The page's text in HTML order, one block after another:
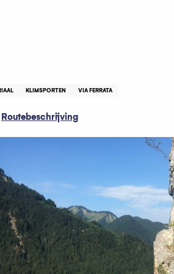
KLIMSPORTEN VIA FERRATA
Routebeschrijving